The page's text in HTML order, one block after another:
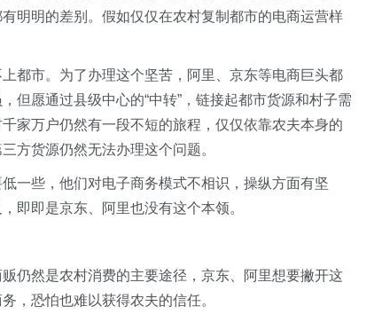
明明的差别。假如仅仅在农村复制都市的电商运营样
都市。为了办理这个坚苦，阿里、京东等电商巨头都
但愿通过县级中心的“中转”，链接起都市货源和村子需
家万户仍然有一段不短的旅程，仅仅依靠农夫本身的
方货源仍然无法办理这个问题。
一些，他们对电子商务模式不相识，操纵方面有坚
即即是京东、阿里也没有这个本领。
仍然是农村消费的主要途径，京东、阿里想要撇开这
，恐怕也难以获得农夫的信任。